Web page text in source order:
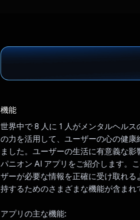
機能
世界中で 8 人に 1 人がメンタルヘル
の力を活用して、ユーザーの心の健
ました。ユーザーの生活に有意義な
パニオン AI アプリをご紹介します。
ザーが必要な情報を正確に受け取れ
持するためのさまざまな機能が含まれ
アプリの主な機能: